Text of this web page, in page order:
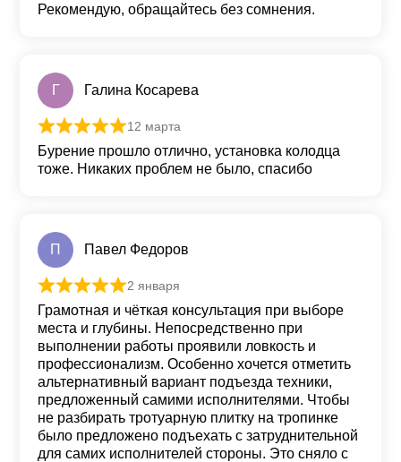
Рекомендую, обращайтесь без сомнения.
Г Галина Косарева
Оценка из 5
12 марта
Бурение прошло отлично, установка колодца
тоже. Никаких проблем не было, спасибо
П Павел Федоров
Оценка из 5
2 января
Грамотная и чёткая консультация при выборе
места и глубины. Непосредственно при
выполнении работы проявили ловкость и
профессионализм. Особенно хочется отметить
альтернативный вариант подъезда техники,
предложенный самими исполнителями. Чтобы
не разбирать тротуарную плитку на тропинке
было предложено подъехать с затруднительной
для самих исполнителей стороны. Это сняло с